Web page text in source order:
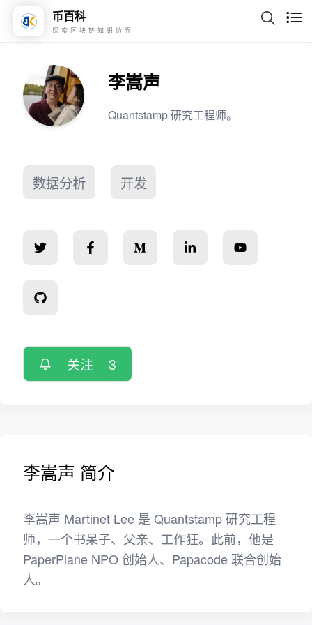
币百科
探索区块链知识边界
李嵩声
Quantstamp 研究工程师。
数据分析 开发
关注 3
李嵩声 简介
李嵩声 Martinet Lee 是 Quantstamp 研究工程
师，一个书呆子、父亲、工作狂。此前，他是
PaperPlane NPO 创始人、Papacode 联合创始
人。